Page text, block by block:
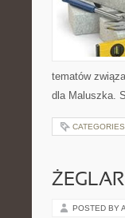
tematów
dla Maluszka.
POSTED BY